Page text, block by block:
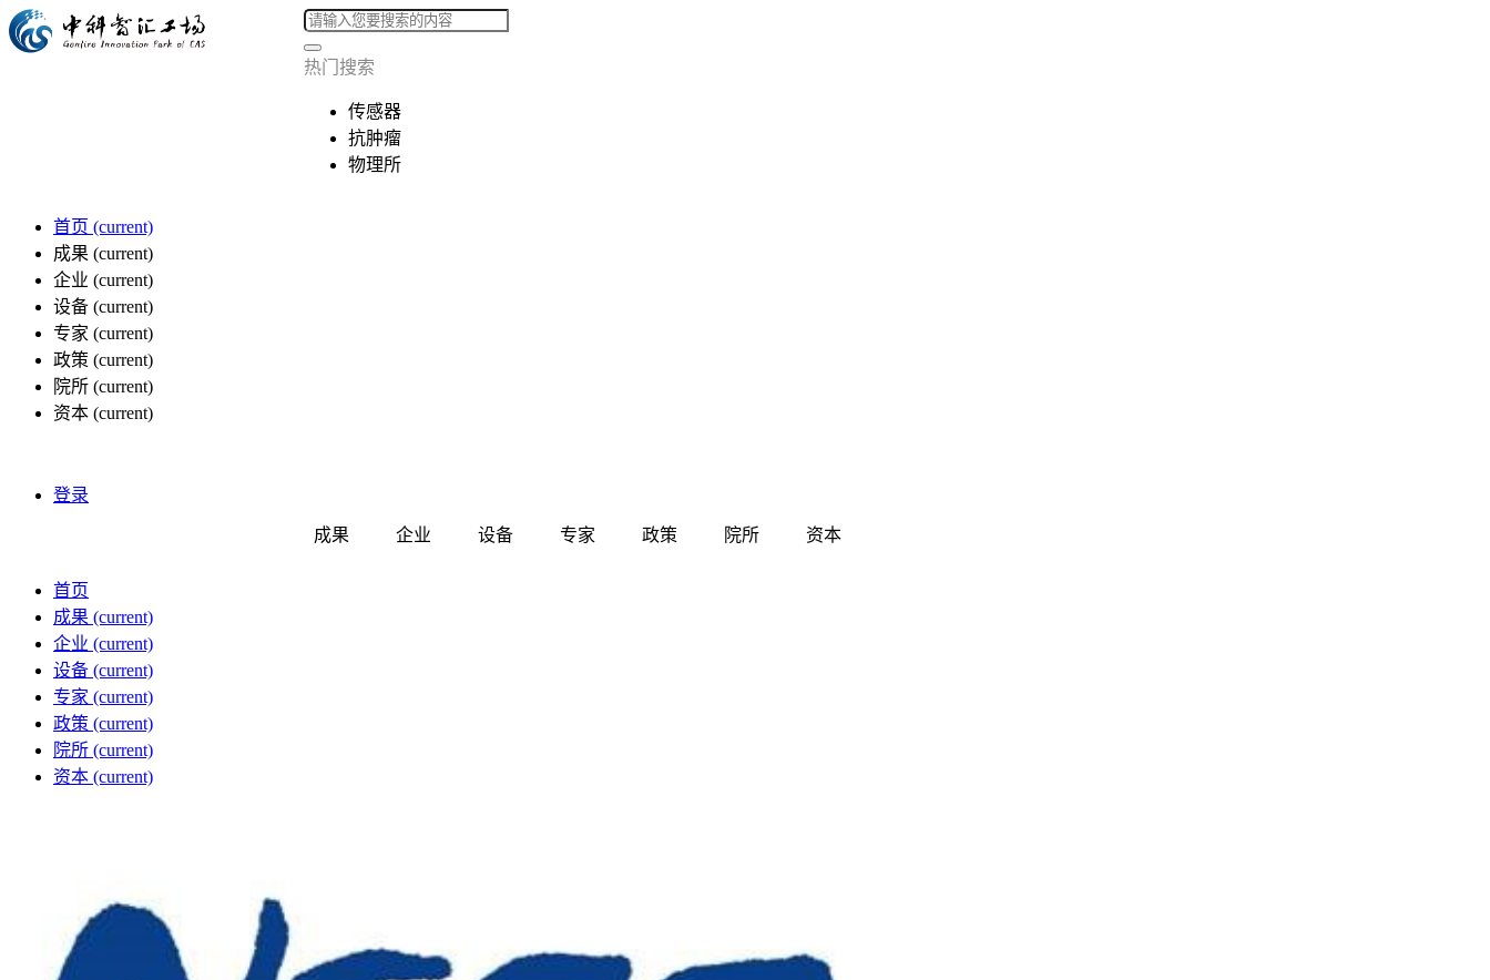
热门搜索
传感器
抗肿瘤
物理所
首页 (current)
成果 (current)
企业 (current)
设备 (current)
专家 (current)
政策 (current)
院所 (current)
资本 (current)
登录
成果 企业 设备 专家 政策 院所 资本
首页
成果 (current)
企业 (current)
设备 (current)
专家 (current)
政策 (current)
院所 (current)
资本 (current)